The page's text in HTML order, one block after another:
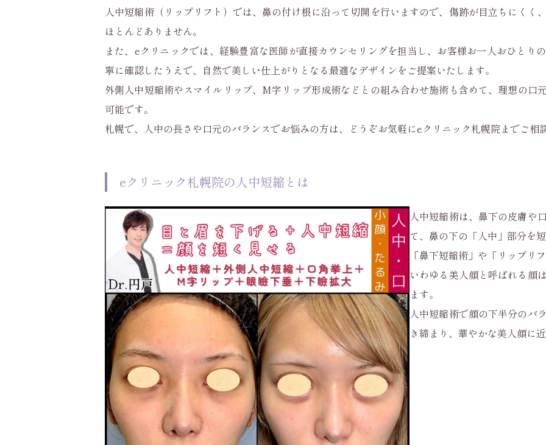
人中短縮術（リップリフト）では、鼻の付け根に沿って切開を行いますので、傷跡が目立ちにくく
ほとんどありません。
また、eクリニックでは、経験豊富な医師が直接カウンセリングを担当し、お客様お一人おひとり
寧に確認したうえで、自然で美しい仕上がりとなる最適なデザインをご提案いたします。
外側人中短縮術やスマイルリップ、M字リップ形成術などとの組み合わせ施術も含めて、理想の口
可能です。
札幌で、人中の長さや口元のバランスでお悩みの方は、どうぞお気軽にeクリニック札幌院までご相
eクリニック札幌院の人中短縮とは
人中短縮術は、鼻下の皮膚や
て、鼻の下の「人中」部分を
「鼻下短縮術」や「リップリ
いわゆる美人顔と呼ばれる顔
ます。
人中短縮術で顔の下半分のバ
き締まり、華やかな美人顔に